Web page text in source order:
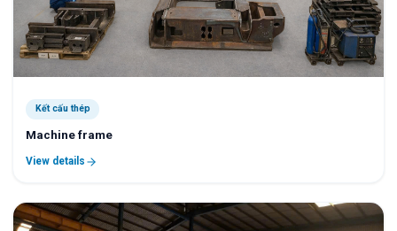
Kết cấu thép
Machine frame
View details